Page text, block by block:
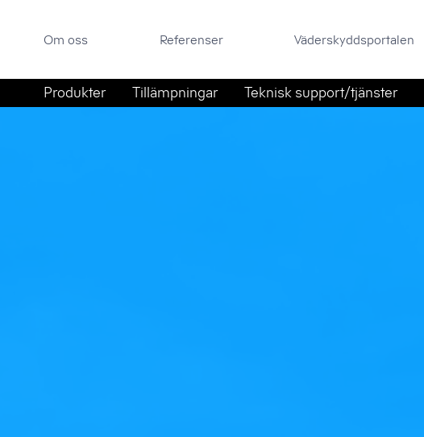
Om oss Referenser Väderskyddsportalen
Produkter
Tillämpningar Teknisk support/tjänster